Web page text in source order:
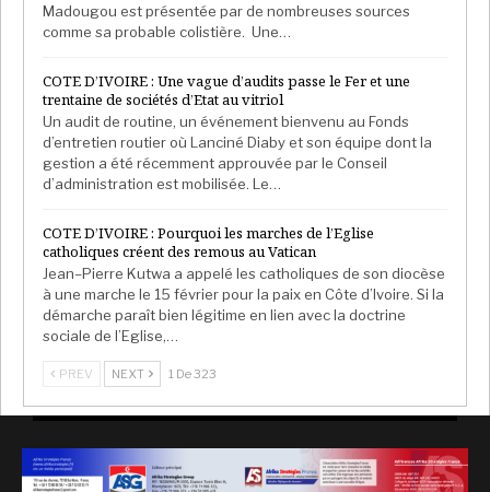
Madougou est présentée par de nombreuses sources
comme sa probable colistière. Une…
COTE D’IVOIRE : Une vague d’audits passe le Fer et une
trentaine de sociétés d’Etat au vitriol
Un audit de routine, un événement bienvenu au Fonds
d’entretien routier où Lanciné Diaby et son équipe dont la
gestion a été récemment approuvée par le Conseil
d’administration est mobilisée. Le…
COTE D’IVOIRE : Pourquoi les marches de l’Eglise
catholiques créent des remous au Vatican
Jean–Pierre Kutwa a appelé les catholiques de son diocèse
à une marche le 15 février pour la paix en Côte d’Ivoire. Si la
démarche paraît bien légitime en lien avec la doctrine
sociale de l’Eglise,…
PREV NEXT 1 De 323